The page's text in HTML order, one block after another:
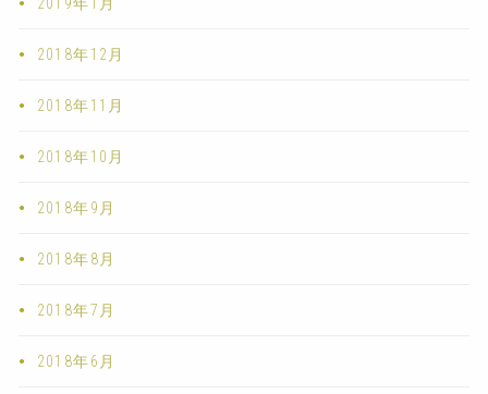
2019年1月
2018年12月
2018年11月
2018年10月
2018年9月
2018年8月
2018年7月
2018年6月